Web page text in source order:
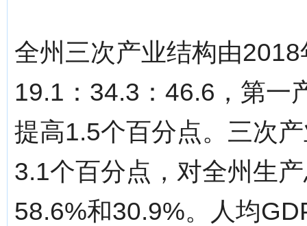
全州三次产业结构由
19.1：34.3：46.6，第一
提高1.5个百分点。三次
3.1个百分点，对全州生
58.6%和30.9%。人均